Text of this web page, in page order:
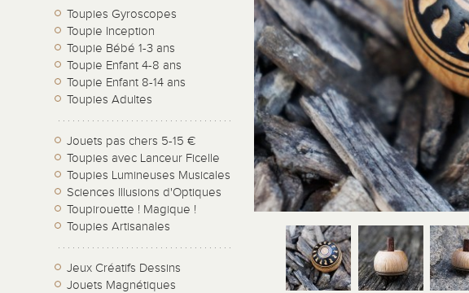
Toupies Gyroscopes
Toupie Inception
Toupie Bébé 1-3 ans
Toupie Enfant 4-8 ans
Toupie Enfant 8-14 ans
Toupies Adultes
Jouets pas chers 5-15 €
Toupies avec Lanceur Ficelle
Toupies Lumineuses Musicales
Sciences Illusions d'Optiques
Toupirouette ! Magique !
Toupies Artisanales
Jeux Créatifs Dessins
Jouets Magnétiques